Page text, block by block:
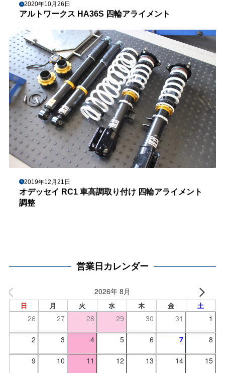
2020年10月26日
アルトワークス HA36S 四輪アライメント
2019年12月21日
オデッセイ RC1 車高調取り付け 四輪アライメント
調整
営業日カレンダー
2026年 8月
日 月 火 水 木 金 土
26 27 28 29 30 31 1
2 3 4 5 6 7 8
9 10 11 12 13 14 15